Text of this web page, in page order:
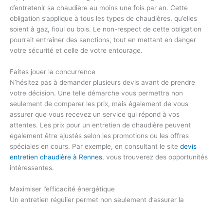
d’entretenir sa chaudière au moins une fois par an. Cette
obligation s’applique à tous les types de chaudières, qu’elles
soient à gaz, fioul ou bois. Le non-respect de cette obligation
pourrait entraîner des sanctions, tout en mettant en danger
votre sécurité et celle de votre entourage.
Faites jouer la concurrence
N’hésitez pas à demander plusieurs devis avant de prendre
votre décision. Une telle démarche vous permettra non
seulement de comparer les prix, mais également de vous
assurer que vous recevez un service qui répond à vos
attentes. Les prix pour un entretien de chaudière peuvent
également être ajustés selon les promotions ou les offres
spéciales en cours. Par exemple, en consultant le site devis
entretien chaudière à Rennes, vous trouverez des opportunités
intéressantes.
Maximiser l’efficacité énergétique
Un entretien régulier permet non seulement d’assurer la